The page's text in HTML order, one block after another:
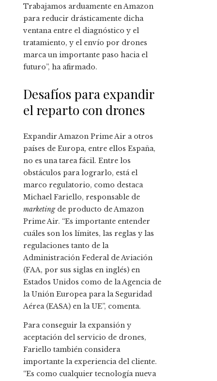
Trabajamos arduamente en Amazon
para reducir drásticamente dicha
ventana entre el diagnóstico y el
tratamiento, y el envío por drones
marca un importante paso hacia el
futuro”, ha afirmado.
Desafíos para expandir
el reparto con drones
Expandir Amazon Prime Air a otros
países de Europa, entre ellos España,
no es una tarea fácil. Entre los
obstáculos para lograrlo, está el
marco regulatorio, como destaca
Michael Fariello, responsable de
marketingde producto de Amazon
Prime Air. “Es importante entender
cuáles son los límites, las reglas y las
regulaciones tanto de la
Administración Federal de Aviación
(FAA, por sus siglas en inglés) en
Estados Unidos como de la Agencia de
la Unión Europea para la Seguridad
Aérea (EASA) en la UE”, comenta.
Para conseguir la expansión y
aceptación del servicio de drones,
Fariello también considera
importante la experiencia del cliente.
“Es como cualquier tecnología nueva